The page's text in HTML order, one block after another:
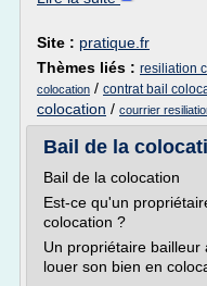
Site : pratique.fr
Thèmes liés : resiliation
colocation / contrat bail
colocation / courrier
Bail de la
Bail de la colocation
Est-ce qu'un
colocation ?
Un propriétaire
louer son bien en